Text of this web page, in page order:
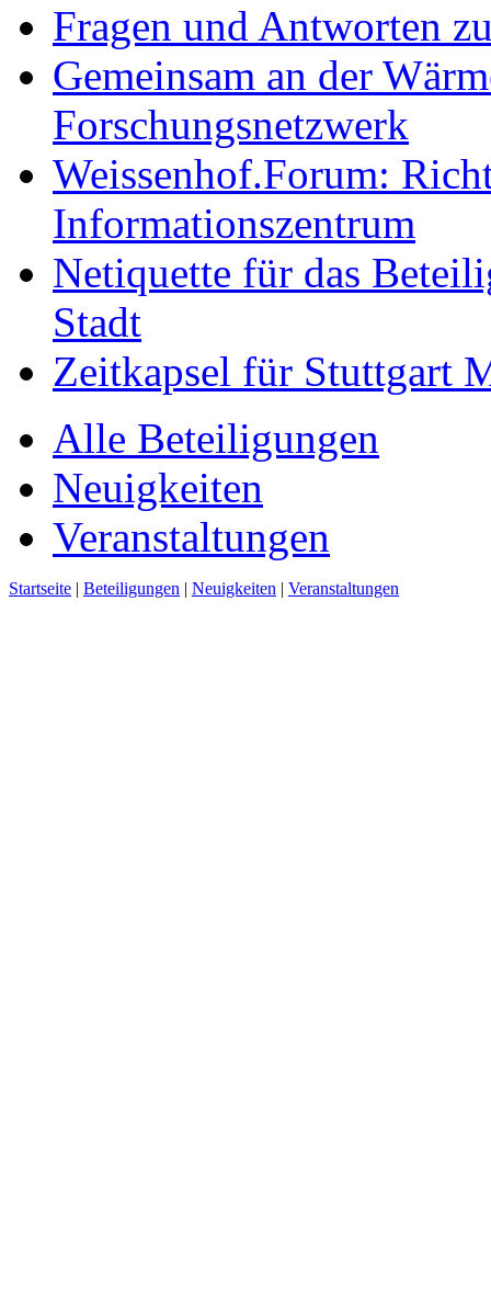
Fragen und Antworten
Gemeinsam an der
Forschungsnetzwerk
Weissenhof.Forum:
Informationszentrum
Netiquette für das
Stadt
Zeitkapsel für Stuttgart
Alle Beteiligungen
Neuigkeiten
Veranstaltungen
Startseite | Beteiligungen | Neuigkeiten | Veranstaltungen